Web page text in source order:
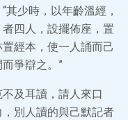
少時，以年齡溫經，
四人，設擺佈座，置
經本，使一人誦而己
爭辯之。”
及耳讀，請人來口
別人讀的與己默記者